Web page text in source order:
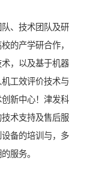
、技术团队及研
的产学研合作，
，以及基于机器
工效评价技术与
新中心！津发科
术支持及售后服
备的培训与，多
服务。